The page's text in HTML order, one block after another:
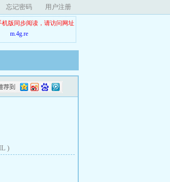
忘记密码 用户注册
机版同步阅读，请访问网址
m.4g.re
)